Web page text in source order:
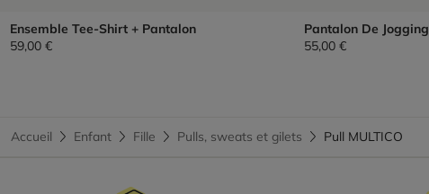
Ensemble Tee-Shirt + Pantalon
59,00 €
Pantalon De Jogging
55,00 €
Accueil Enfant Fille Pulls, sweats et gilets Pull MULTICO